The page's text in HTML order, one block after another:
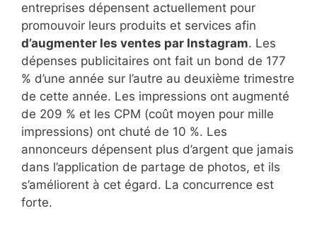
entreprises dépensent actuellement pour
promouvoir leurs produits et services afin
d’augmenter les ventes par Instagram. Les
dépenses publicitaires ont fait un bond de 177
% d’une année sur l’autre au deuxième trimestre
de cette année. Les impressions ont augmenté
de 209 % et les CPM (coût moyen pour mille
impressions) ont chuté de 10 %. Les
annonceurs dépensent plus d’argent que jamais
dans l’application de partage de photos, et ils
s’améliorent à cet égard. La concurrence est
forte.